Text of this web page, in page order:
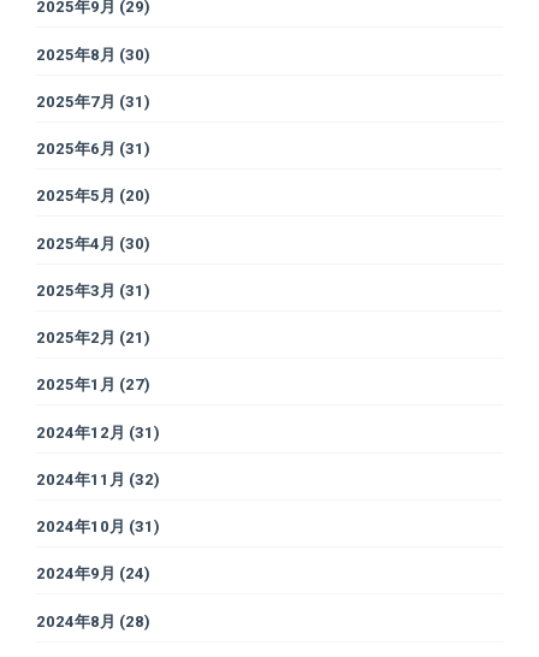
2025年9月 (29)
2025年8月 (30)
2025年7月 (31)
2025年6月 (31)
2025年5月 (20)
2025年4月 (30)
2025年3月 (31)
2025年2月 (21)
2025年1月 (27)
2024年12月 (31)
2024年11月 (32)
2024年10月 (31)
2024年9月 (24)
2024年8月 (28)